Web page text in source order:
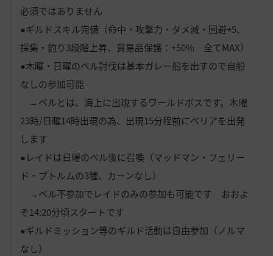
必須ではありません
●ギルドスキル完備（命中・攻撃力・ダメ減・回避+5、
採集・釣り3段階上昇、貿易品保護：+50% 全てMAX）
●木曜・日曜のベル討伐は基本ガレー船を出すので自船
なしの参加可能
→ベルとは、海上に出現するワールドボスです。木曜
23時/日曜14時出現の為、出現15分程前にベリアを出発
します
●レイドは日曜のベル後に召喚（マッドマン・フェリー
ド・プトルムの3種、カーンなし）
→ベル不参加でレイドのみの参加も可能です おおよ
そ14:20分頃スタートです
●ギルドミッション等のギルド活動は自由参加（ノルマ
なし）